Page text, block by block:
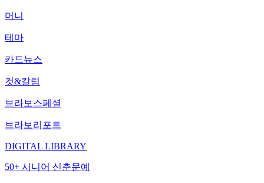
머니
테마
카드뉴스
컷&칼럼
브라보스페셜
브라보리포트
DIGITAL LIBRARY
50+ 시니어 신춘문예